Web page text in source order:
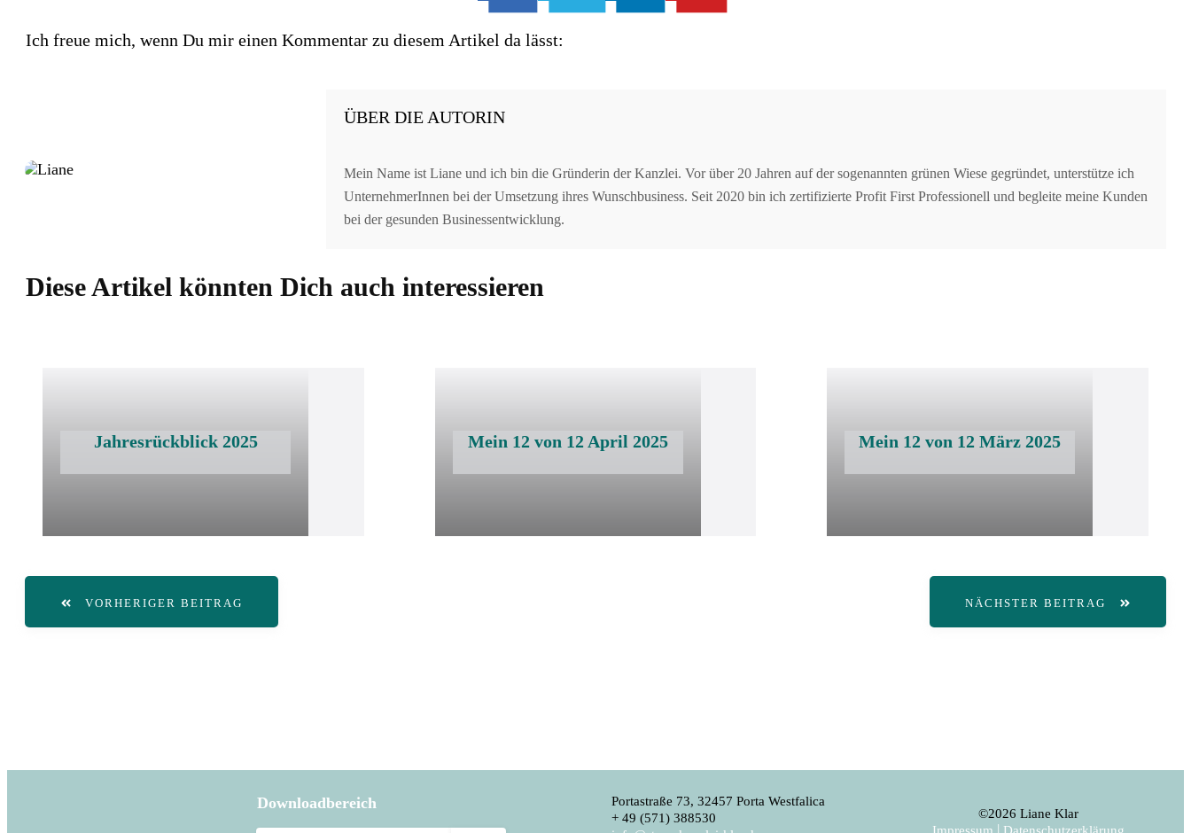
Ich freue mich, wenn Du mir einen Kommentar zu diesem Artikel da lässt:
ÜBER DIE AUTORIN
Mein Name ist Liane und ich bin die Gründerin der Kanzlei. Vor über 20 Jahren auf der sogenannten grünen Wiese gegründet, unterstütze ich
UnternehmerInnen bei der Umsetzung ihres Wunschbusiness. Seit 2020 bin ich zertifizierte Profit First Professionell und begleite meine Kunden
bei der gesunden Businessentwicklung.
Diese Artikel könnten Dich auch interessieren
Jahresrückblick 2025 Mein 12 von 12 April 2025 Mein 12 von 12 März 2025
VORHERIGER BEITRAG NÄCHSTER BEITRAG
Downloadbereich
Portastraße 73, 32457 Porta Westfalica
+ 49 (571) 388530
©2026 Liane Klar